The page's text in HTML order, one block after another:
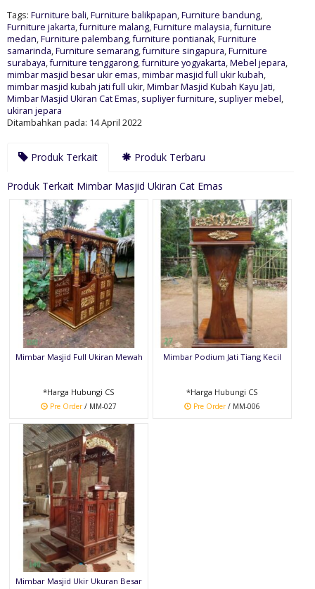
Tags: Furniture bali,Furniture balikpapan,Furniture bandung,
Furniture jakarta,furniture malang,Furniture malaysia,furniture
medan,Furniture palembang,furniture pontianak,Furniture
samarinda,Furniture semarang,furniture singapura,Furniture
surabaya,furniture tenggarong,furniture yogyakarta,Mebel jepara,
mimbar masjid besar ukir emas,mimbar masjid full ukir kubah,
mimbar masjid kubah jati full ukir,Mimbar Masjid Kubah Kayu Jati,
Mimbar Masjid Ukiran Cat Emas, supliyer furniture, supliyer mebel,
ukiran jepara
Ditambahkan pada: 14 April 2022
Produk Terkait Produk Terbaru
Produk Terkait Mimbar Masjid Ukiran Cat Emas
Mimbar Masjid Full Ukiran Mewah
*Harga Hubungi CS
Pre Order/ MM-027
Mimbar Podium Jati Tiang Kecil
*Harga Hubungi CS
Pre Order/ MM-006
Mimbar Masjid Ukir Ukuran Besar